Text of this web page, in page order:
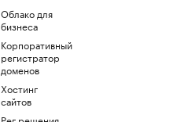
Облако для
бизнеса
Корпоративный
регистратор
доменов
Хостинг
сайтов